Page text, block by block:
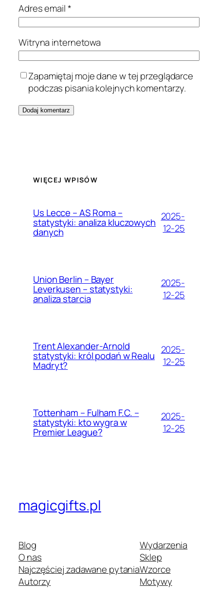
Adres email*
Witryna internetowa
Zapamiętaj moje dane w tej przeglądarce
podczas pisania kolejnych komentarzy.
WIĘCEJ WPISÓW
Us Lecce – AS Roma –
statystyki: analiza kluczowych
danych
2025-
12-25
Union Berlin – Bayer
Leverkusen – statystyki:
analiza starcia
2025-
12-25
Trent Alexander-Arnold
statystyki: król podań w Realu
Madryt?
2025-
12-25
Tottenham – Fulham F.C. –
statystyki: kto wygra w
Premier League?
2025-
12-25
magicgifts.pl
Blog
O nas
Najczęściej zadawane pytania
Autorzy
Wydarzenia
Sklep
Wzorce
Motywy